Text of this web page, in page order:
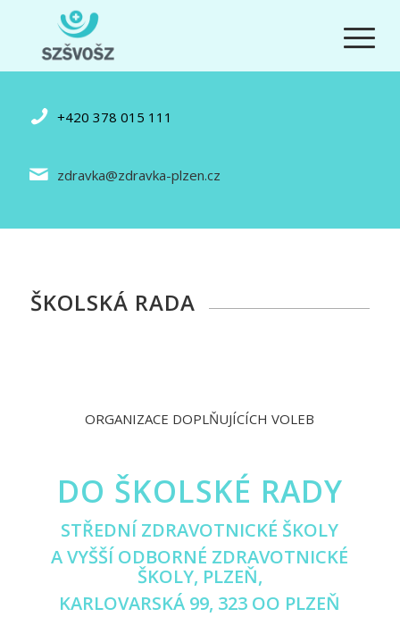
+420 378 015 111
zdravka@zdravka-plzen.cz
ŠKOLSKÁ RADA
ORGANIZACE DOPLŇUJÍCÍCH VOLEB
DO ŠKOLSKÉ RADY
STŘEDNÍ ZDRAVOTNICKÉ ŠKOLY
A VYŠŠÍ ODBORNÉ ZDRAVOTNICKÉ
ŠKOLY, PLZEŇ,
KARLOVARSKÁ 99, 323 OO PLZEŇ